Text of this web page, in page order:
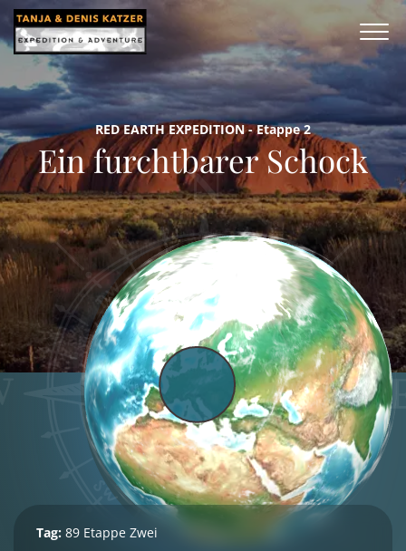
RED EARTH EXPEDITION - Etappe 2
Ein furchtbarer Schock
Tag: 89 Etappe Zwei